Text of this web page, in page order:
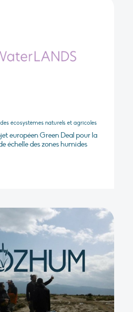
écosystèmes naturels et agricoles
européen Green Deal pour la
échelle des zones humides